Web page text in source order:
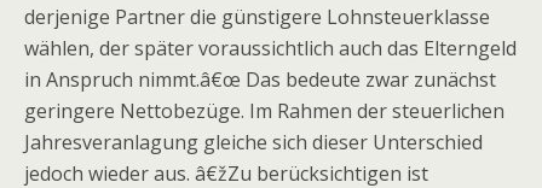
derjenige Partner die günstigere Lohnsteuerklasse
wählen, der später voraussichtlich auch das Elterngeld
in Anspruch nimmt.â€œ Das bedeute zwar zunächst
geringere Nettobezüge. Im Rahmen der steuerlichen
Jahresveranlagung gleiche sich dieser Unterschied
jedoch wieder aus. â€žZu berücksichtigen ist